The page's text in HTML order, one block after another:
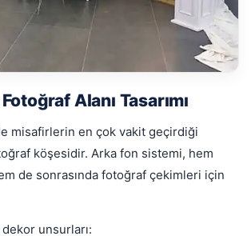
Alanı Tasarımı
misafirlerin en çok vakit geçirdiği
köşesidir. Arka fon sistemi, hem
de sonrasında fotoğraf çekimleri için
dekor unsurları: